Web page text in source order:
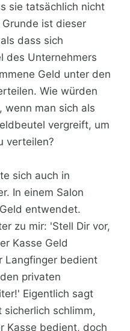
sie tatsächlich nicht
ist dieser
dass sich
des Unternehmers
Geld unter den
Wie würden
wenn man sich als
vergreift, um
verteilen?
sich auch in
In einem Salon
entwendet.
zu mir: 'Stell Dir vor,
Kasse Geld
Langfinger bedient
privaten
Eigentlich sagt
schlimm,
Kasse bedient, doch